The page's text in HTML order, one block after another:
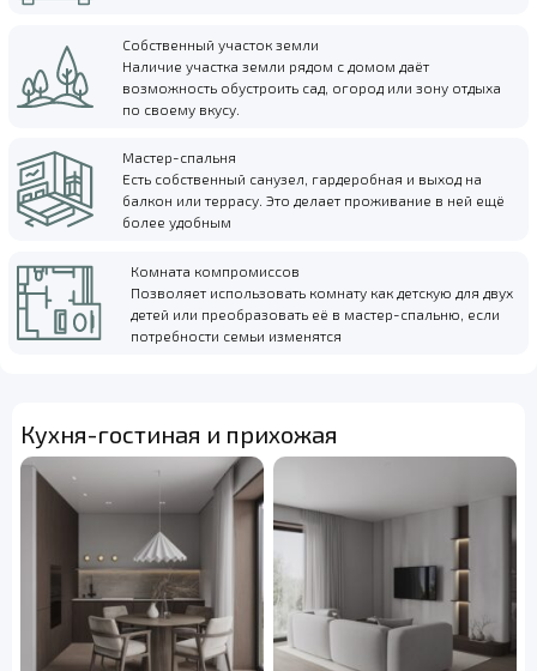
Собственный участок земли
Наличие участка земли рядом с домом даёт
возможность обустроить сад, огород или зону отдыха
по своему вкусу.
Мастер-спальня
Есть собственный санузел, гардеробная и выход на
балкон или террасу. Это делает проживание в ней ещё
более удобным
Комната компромиссов
Позволяет использовать комнату как детскую для двух
детей или преобразовать её в мастер-спальню, если
потребности семьи изменятся
Кухня-гостиная и прихожая